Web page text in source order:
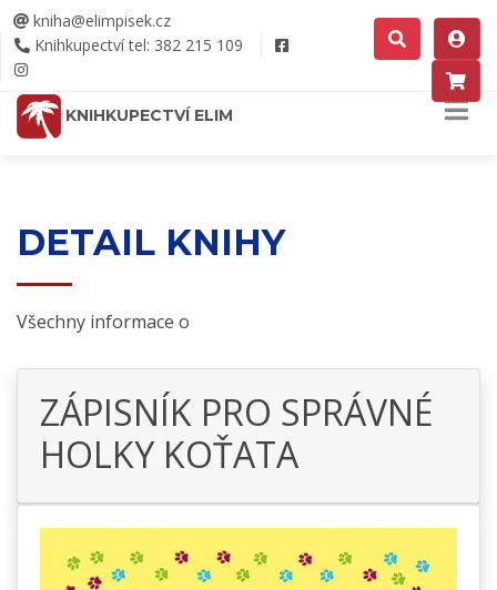
kniha@elimpisek.cz
Knihkupectví tel: 382 215 109
KNIHKUPECTVÍ ELIM
DETAIL KNIHY
Všechny informace o
ZÁPISNÍK PRO SPRÁVNÉ
HOLKY KOŤATA